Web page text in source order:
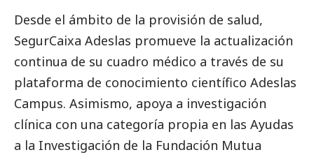
Desde el ámbito de la provisión de salud,
SegurCaixa Adeslas promueve la actualización
continua de su cuadro médico a través de su
plataforma de conocimiento científico Adeslas
Campus. Asimismo, apoya a investigación
clínica con una categoría propia en las Ayudas
a la Investigación de la Fundación Mutua